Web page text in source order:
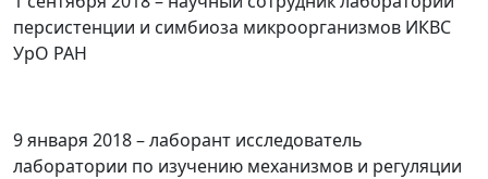
персистенции и симбиоза микроорганизмов ИКВС
УрО РАН
9 января 2018 – лаборант исследователь
лаборатории по изучению механизмов и регуляции